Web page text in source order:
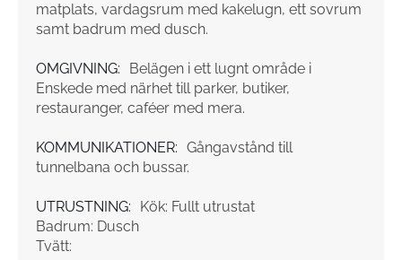
matplats, vardagsrum med kakelugn, ett sovrum
samt badrum med dusch.
OMGIVNING:
Belägen i ett lugnt område i
Enskede med närhet till parker, butiker,
restauranger, caféer med mera.
KOMMUNIKATIONER: Gångavstånd till
tunnelbana och bussar.
UTRUSTNING:
Kök: Fullt utrustat
Badrum: Dusch
Tvätt: